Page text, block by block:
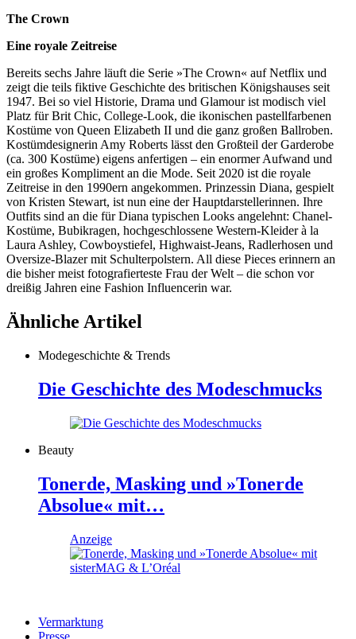
The Crown
Eine royale Zeitreise
Bereits sechs Jahre läuft die Serie »The Crown« auf Netflix und
zeigt die teils fiktive Geschichte des britischen Königshauses seit
1947. Bei so viel Historie, Drama und Glamour ist modisch viel
Platz für Brit Chic, College-Look, die ikonischen pastellfarbenen
Kostüme von Queen Elizabeth II und die ganz großen Ballroben.
Kostümdesignerin Amy Roberts lässt den Großteil der Garderobe
(ca. 300 Kostüme) eigens anfertigen – ein enormer Aufwand und
ein großes Kompliment an die Mode. Seit 2020 ist die royale
Zeitreise in den 1990ern angekommen. Prinzessin Diana, gespielt
von Kristen Stewart, ist nun eine der Hauptdarstellerinnen. Ihre
Outfits sind an die für Diana typischen Looks angelehnt: Chanel-
Kostüme, Bubikragen, hochgeschlossene Western-Kleider à la
Laura Ashley, Cowboystiefel, Highwaist-Jeans, Radlerhosen und
Oversize-Blazer mit Schulterpolstern. All diese Pieces erinnern an
die bisher meist fotografierteste Frau der Welt – die schon vor
dreißig Jahren eine Fashion Influencerin war.
Ähnliche Artikel
Modegeschichte & Trends
Die Geschichte des Modeschmucks
Beauty
Tonerde, Masking und »Tonerde
Absolue« mit…
Anzeige
Vermarktung
Presse